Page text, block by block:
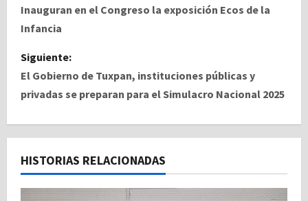
a
e
g
a
c
i
Inauguran en el Congreso la exposición Ecos de la
Infancia
Siguiente:
El Gobierno de Tuxpan, instituciones públicas y
privadas se preparan para el Simulacro Nacional 2025
HISTORIAS RELACIONADAS